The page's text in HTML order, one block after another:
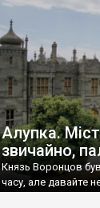
Алупка.
звичайно,
Князь Воронцов
часу, але давайте